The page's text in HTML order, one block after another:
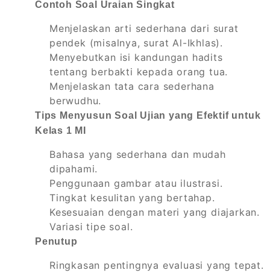
Contoh Soal Uraian Singkat
Menjelaskan arti sederhana dari surat
pendek (misalnya, surat Al-Ikhlas).
Menyebutkan isi kandungan hadits
tentang berbakti kepada orang tua.
Menjelaskan tata cara sederhana
berwudhu.
Tips Menyusun Soal Ujian yang Efektif untuk
Kelas 1 MI
Bahasa yang sederhana dan mudah
dipahami.
Penggunaan gambar atau ilustrasi.
Tingkat kesulitan yang bertahap.
Kesesuaian dengan materi yang diajarkan.
Variasi tipe soal.
Penutup
Ringkasan pentingnya evaluasi yang tepat.